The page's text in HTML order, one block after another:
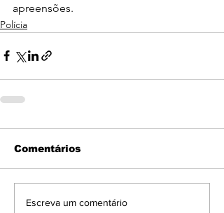
apreensões.
Polícia
Comentários
Escreva um comentário